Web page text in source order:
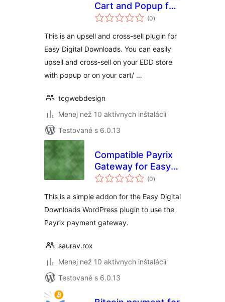
Cart and Popup for
EDD
(0celkové
hodnotenie
)
This is an upsell and cross-sell plugin for
Easy Digital Downloads. You can easily
upsell and cross-sell on your EDD store
with popup or on your cart/ …
tcgwebdesign
Menej než 10 aktívnych inštalácií
Testované s 6.0.13
Compatible Payrix
Gateway for Easy
Digital Downloads
(0celkové
hodnotenie
)
This is a simple addon for the Easy Digital
Downloads WordPress plugin to use the
Payrix payment gateway.
saurav.rox
Menej než 10 aktívnych inštalácií
Testované s 6.0.13